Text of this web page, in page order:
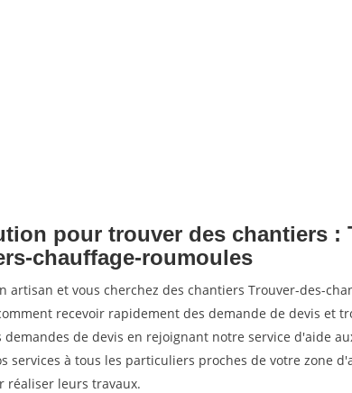
pour trouver des chantiers :
chauffage-roumoules
artisan et vous cherchez des chantiers Trouver-des-
recevoir rapidement des demande de devis et
demandes de devis en rejoignant notre service d'aide
services à tous les particuliers proches de votre zone
réaliser leurs travaux.